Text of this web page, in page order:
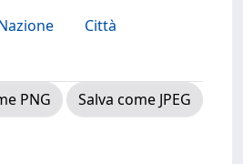
Città
PNG
Salva come JPEG